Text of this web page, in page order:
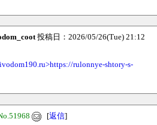
投稿日：2026/05/26(Tue) 21:12
rulonnye-shtory-s-
[返信]